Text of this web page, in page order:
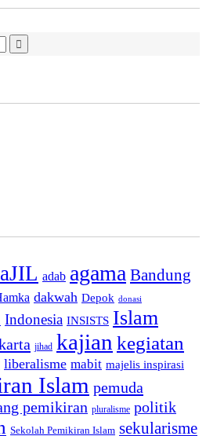
adab agama Bandung
dakwah Depok donasi
Indonesia INSISTS Islam
jihad kajian kegiatan
liberalisme mabit majelis inspirasi
Islam pemuda
pemikiran pluralisme politik
Sekolah Pemikiran Islam sekularisme